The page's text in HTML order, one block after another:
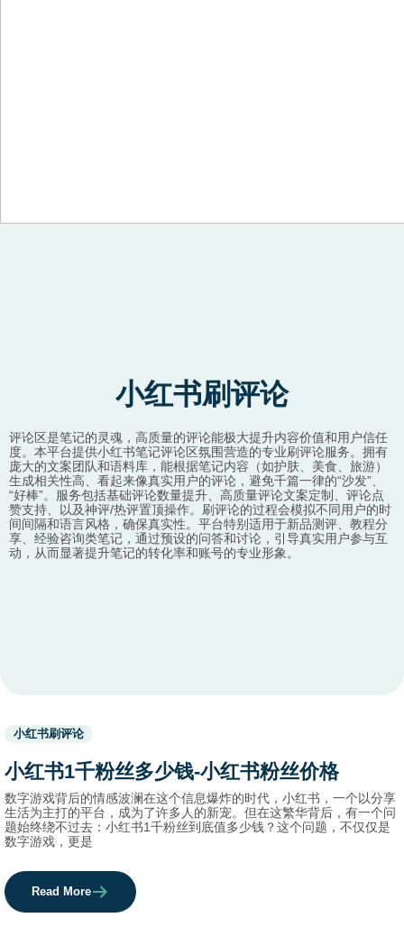
小红书刷评论
评论区是笔记的灵魂，高质量的评论能极大提升内容价值和用户信任
度。本平台提供小红书笔记评论区氛围营造的专业刷评论服务。拥有
庞大的文案团队和语料库，能根据笔记内容（如护肤、美食、旅游）
生成相关性高、看起来像真实用户的评论，避免千篇一律的“沙发”、
“好棒”。服务包括基础评论数量提升、高质量评论文案定制、评论点
赞支持、以及神评/热评置顶操作。刷评论的过程会模拟不同用户的时
间间隔和语言风格，确保真实性。平台特别适用于新品测评、教程分
享、经验咨询类笔记，通过预设的问答和讨论，引导真实用户参与互
动，从而显著提升笔记的转化率和账号的专业形象。
Used
before
names.
小红书刷评论
小红书1千粉丝多少钱-小红书粉丝价格
数字游戏背后的情感波澜在这个信息爆炸的时代，小红书，一个以分享
生活为主打的平台，成为了许多人的新宠。但在这繁华背后，有一个问
题始终绕不过去：小红书1千粉丝到底值多少钱？这个问题，不仅仅是
数字游戏，更是
Read More